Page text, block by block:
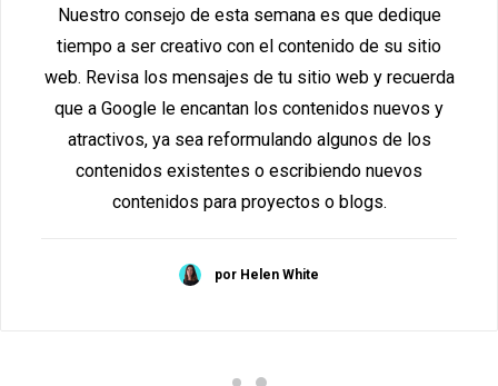
Nuestro consejo de esta semana es que dedique
tiempo a ser creativo con el contenido de su sitio
web. Revisa los mensajes de tu sitio web y recuerda
que a Google le encantan los contenidos nuevos y
atractivos, ya sea reformulando algunos de los
contenidos existentes o escribiendo nuevos
contenidos para proyectos o blogs.
por Helen White